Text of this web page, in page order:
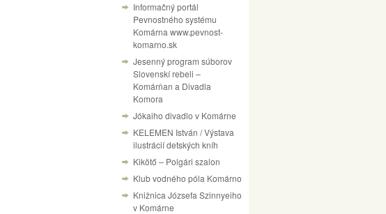
Informačný portál
Pevnostného systému
Komárna www.pevnost-
komarno.sk
Jesenný program súborov
Slovenskí rebeli –
Komárňan a Divadla
Komora
Jókaiho divadlo v Komárne
KELEMEN István / Výstava
ilustrácií detských kníh
Kikötő – Polgári szalon
Klub vodného póla Komárno
Knižnica Józsefa Szinnyeiho
v Komárne